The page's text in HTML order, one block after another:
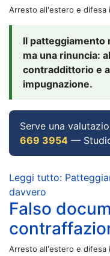
Arresto all'estero e difesa
Il patteggiamento
ma una rinuncia:
contraddittorio e
impugnazione.
Serve una
669 3954 —
Leggi tutto:
davvero
Falso
Arresto all'estero e difesa